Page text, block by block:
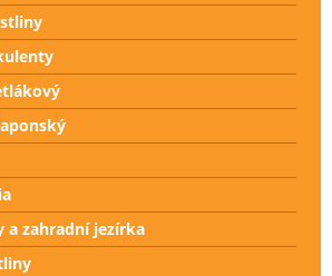
a zahradní jezírka